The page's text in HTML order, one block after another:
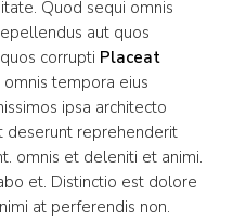
Quod sequi omnis
aut quos
corrupti Placeat
tempora eius
ipsa architecto
deserunt reprehenderit
omnis et deleniti et animi.
et. Distinctio est dolore
at perferendis non.